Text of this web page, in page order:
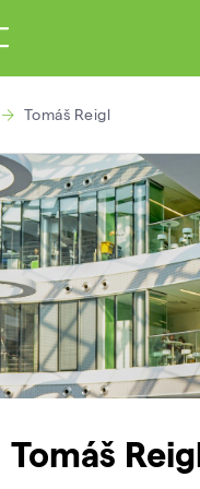
Tomáš Reigl
Tomáš